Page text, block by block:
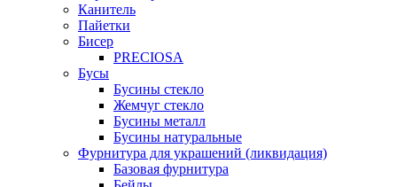
Канитель
Пайетки
Бисер
PRECIOSA
Бусы
Бусины стекло
Жемчуг стекло
Бусины металл
Бусины натуральные
Фурнитура для украшений (ликвидация)
Базовая фурнитура